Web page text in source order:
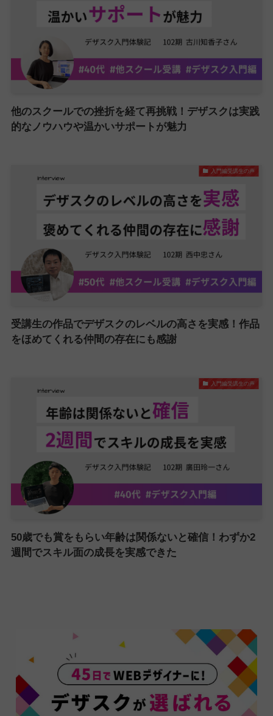
他のスクールでの挫折を経て再挑戦！デザスクは実践
的なノウハウや温かいサポートが魅力
入門編受講生の声
受講生の作品でデザスクのレベルの高さを実感！作品
をほめてくれる仲間の存在にも感謝
入門編受講生の声
50歳でも賞をもらい年齢は関係ないと確信！わずか2
週間でスキル面の成長を実感できた